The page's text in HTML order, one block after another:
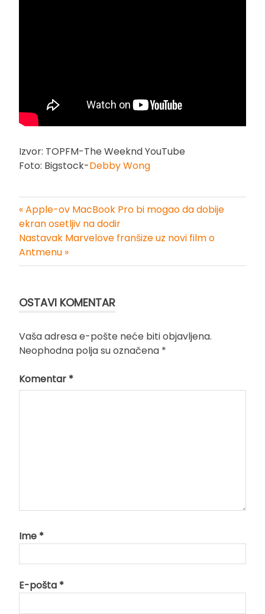
Izvor: TOPFM-The Weeknd YouTube
Foto: Bigstock-Debby Wong
Kretanje
članka
« Apple-ov MacBook Pro bi mogao da dobije
ekran osetljiv na dodir
Nastavak Marvelove franšize uz novi film o
Antmenu »
OSTAVI KOMENTAR
Vaša adresa e-pošte neće biti objavljena.
Neophodna polja su označena *
Komentar *
Ime *
E-pošta *